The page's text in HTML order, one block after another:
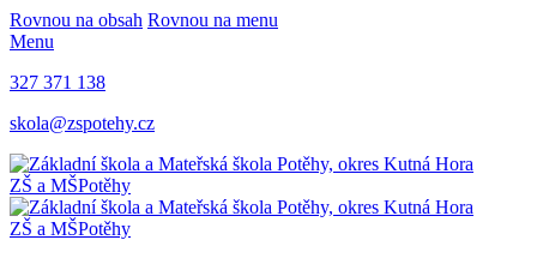
Rovnou na obsah Rovnou na menu
Menu
327 371 138
skola@zspotehy.cz
ZŠ a MŠPotěhy
ZŠ a MŠPotěhy